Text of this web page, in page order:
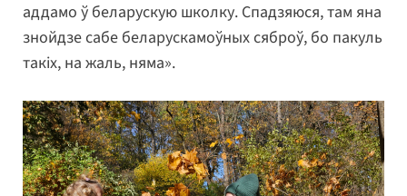
аддамо ў беларускую школку. Спадзяюся, там яна
знойдзе сабе беларускамоўных сяброў, бо пакуль
такіх, на жаль, няма».